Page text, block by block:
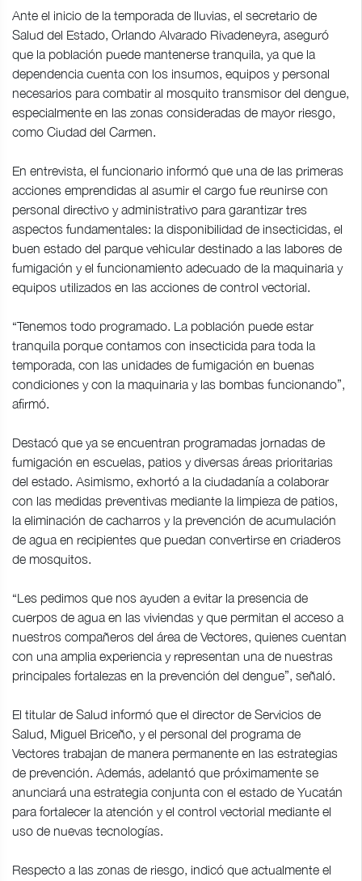
Ante el inicio de la temporada de lluvias, el secretario de
Salud del Estado, Orlando Alvarado Rivadeneyra, aseguró
que la población puede mantenerse tranquila, ya que la
dependencia cuenta con los insumos, equipos y personal
necesarios para combatir al mosquito transmisor del dengue,
especialmente en las zonas consideradas de mayor riesgo,
como Ciudad del Carmen.
En entrevista, el funcionario informó que una de las primeras
acciones emprendidas al asumir el cargo fue reunirse con
personal directivo y administrativo para garantizar tres
aspectos fundamentales: la disponibilidad de insecticidas, el
buen estado del parque vehicular destinado a las labores de
fumigación y el funcionamiento adecuado de la maquinaria y
equipos utilizados en las acciones de control vectorial.
“Tenemos todo programado. La población puede estar
tranquila porque contamos con insecticida para toda la
temporada, con las unidades de fumigación en buenas
condiciones y con la maquinaria y las bombas funcionando”,
afirmó.
Destacó que ya se encuentran programadas jornadas de
fumigación en escuelas, patios y diversas áreas prioritarias
del estado. Asimismo, exhortó a la ciudadanía a colaborar
con las medidas preventivas mediante la limpieza de patios,
la eliminación de cacharros y la prevención de acumulación
de agua en recipientes que puedan convertirse en criaderos
de mosquitos.
“Les pedimos que nos ayuden a evitar la presencia de
cuerpos de agua en las viviendas y que permitan el acceso a
nuestros compañeros del área de Vectores, quienes cuentan
con una amplia experiencia y representan una de nuestras
principales fortalezas en la prevención del dengue”, señaló.
El titular de Salud informó que el director de Servicios de
Salud, Miguel Briceño, y el personal del programa de
Vectores trabajan de manera permanente en las estrategias
de prevención. Además, adelantó que próximamente se
anunciará una estrategia conjunta con el estado de Yucatán
para fortalecer la atención y el control vectorial mediante el
uso de nuevas tecnologías.
Respecto a las zonas de riesgo, indicó que actualmente el